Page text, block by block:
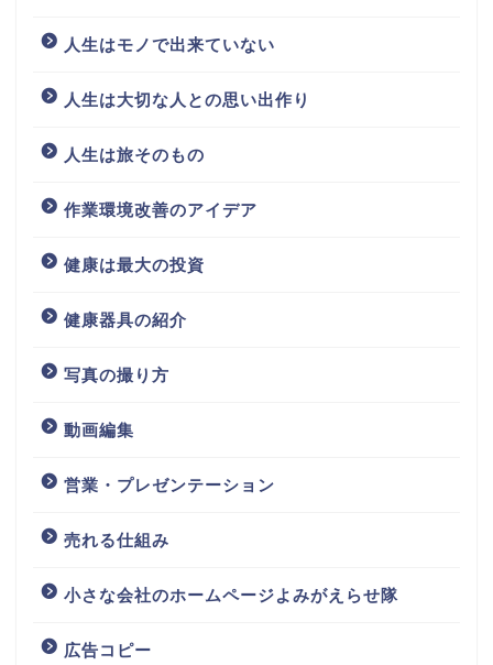
人生はモノで出来ていない
人生は大切な人との思い出作り
人生は旅そのもの
作業環境改善のアイデア
健康は最大の投資
健康器具の紹介
写真の撮り方
動画編集
営業・プレゼンテーション
売れる仕組み
小さな会社のホームページよみがえらせ隊
広告コピー